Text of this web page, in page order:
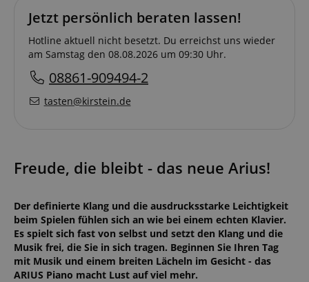
Jetzt persönlich beraten lassen!
Hotline aktuell nicht besetzt. Du erreichst uns wieder
am Samstag den 08.08.2026 um 09:30 Uhr.
08861-909494-2
tasten@kirstein.de
Freude, die bleibt - das neue Arius!
Der definierte Klang und die ausdrucksstarke Leichtigkeit
beim Spielen fühlen sich an wie bei einem echten Klavier.
Es spielt sich fast von selbst und setzt den Klang und die
Musik frei, die Sie in sich tragen. Beginnen Sie Ihren Tag
mit Musik und einem breiten Lächeln im Gesicht - das
ARIUS Piano macht Lust auf viel mehr.